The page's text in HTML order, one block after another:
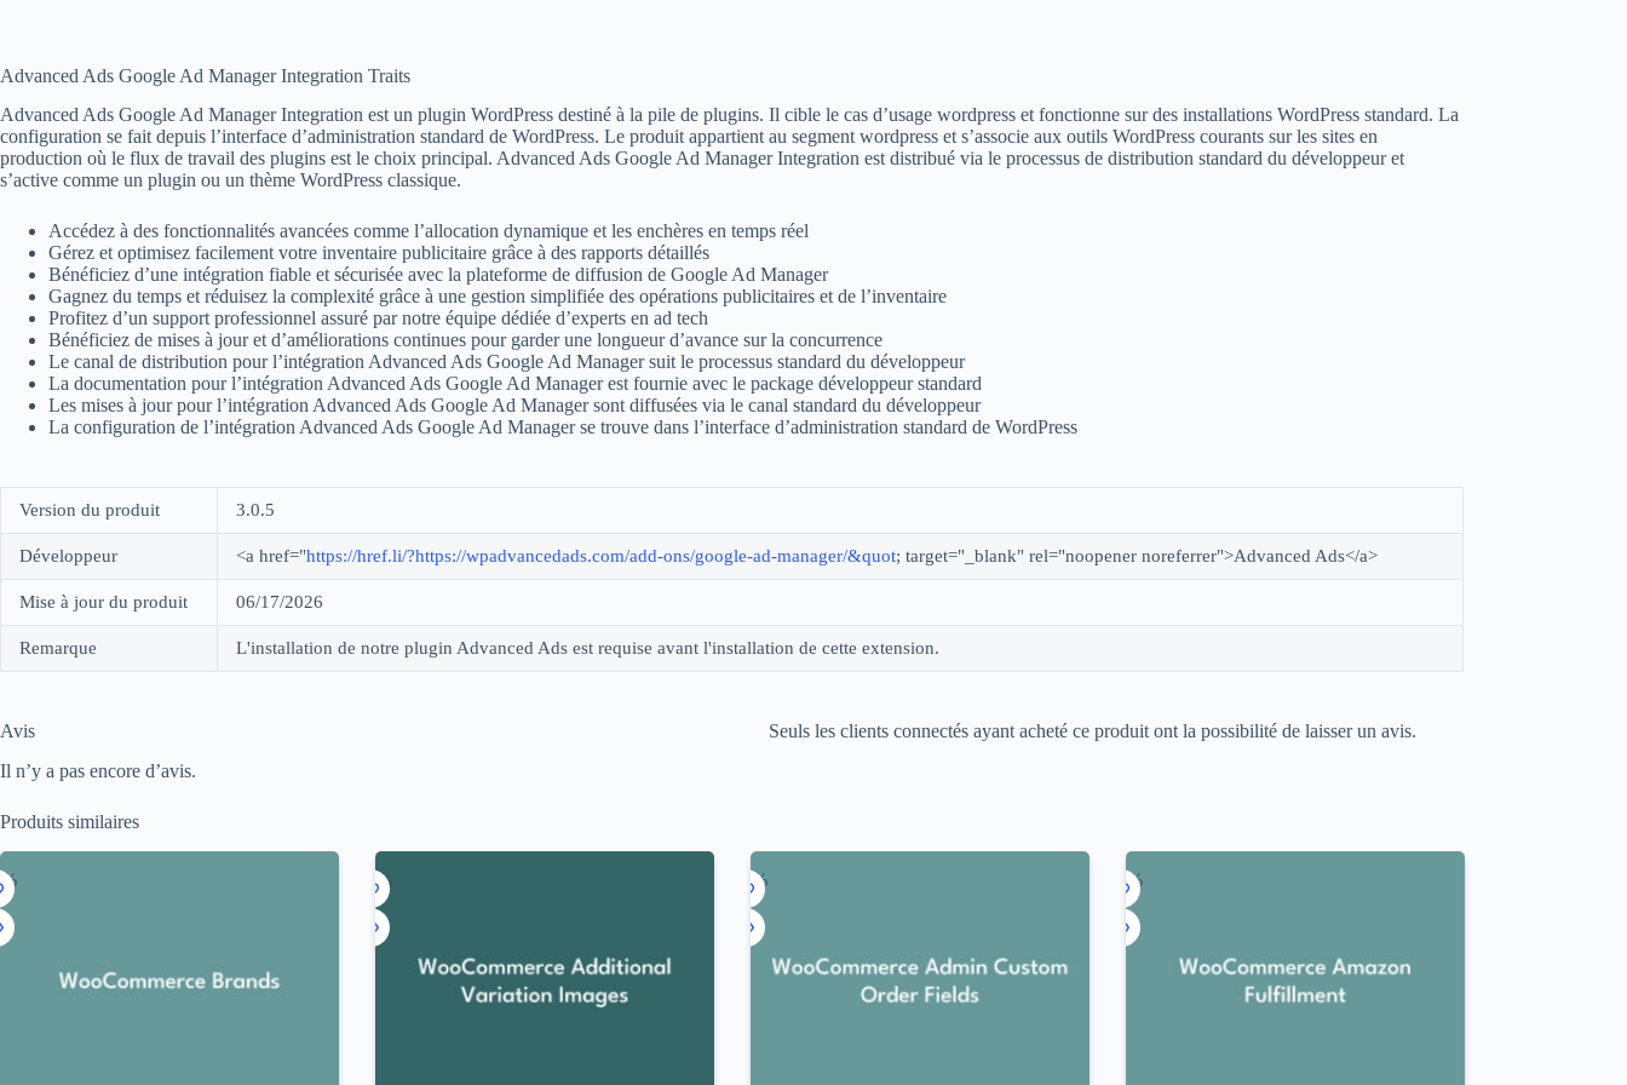
Advanced Ads Google Ad Manager Integration Traits
Advanced Ads Google Ad Manager Integration est un plugin WordPress destiné à la pile de plugins. Il cible le cas d’usage wordpress et fonctionne sur des installations WordPress standard. La
configuration se fait depuis l’interface d’administration standard de WordPress. Le produit appartient au segment wordpress et s’associe aux outils WordPress courants sur les sites en
production où le flux de travail des plugins est le choix principal. Advanced Ads Google Ad Manager Integration est distribué via le processus de distribution standard du développeur et
s’active comme un plugin ou un thème WordPress classique.
Accédez à des fonctionnalités avancées comme l’allocation dynamique et les enchères en temps réel
Gérez et optimisez facilement votre inventaire publicitaire grâce à des rapports détaillés
Bénéficiez d’une intégration fiable et sécurisée avec la plateforme de diffusion de Google Ad Manager
Gagnez du temps et réduisez la complexité grâce à une gestion simplifiée des opérations publicitaires et de l’inventaire
Profitez d’un support professionnel assuré par notre équipe dédiée d’experts en ad tech
Bénéficiez de mises à jour et d’améliorations continues pour garder une longueur d’avance sur la concurrence
Le canal de distribution pour l’intégration Advanced Ads Google Ad Manager suit le processus standard du développeur
La documentation pour l’intégration Advanced Ads Google Ad Manager est fournie avec le package développeur standard
Les mises à jour pour l’intégration Advanced Ads Google Ad Manager sont diffusées via le canal standard du développeur
La configuration de l’intégration Advanced Ads Google Ad Manager se trouve dans l’interface d’administration standard de WordPress
Version du produit 3.0.5
Développeur <a href="https://href.li/?https://wpadvancedads.com/add-ons/google-ad-manager/&quot; target="_blank" rel="noopener noreferrer">Advanced Ads</a>
Mise à jour du produit 06/17/2026
Remarque L'installation de notre plugin Advanced Ads est requise avant l'installation de cette extension.
Avis
Il n’y a pas encore d’avis.
Seuls les clients connectés ayant acheté ce produit ont la possibilité de laisser un avis.
Produits similaires
-92% -96% -97%